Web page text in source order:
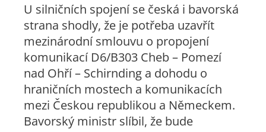
U silničních spojení se česká i bavorská
strana shodly, že je potřeba uzavřít
mezinárodní smlouvu o propojení
komunikací D6/B303 Cheb – Pomezí
nad Ohří – Schirnding a dohodu o
hraničních mostech a komunikacích
mezi Českou republikou a Německem.
Bavorský ministr slíbil, že bude